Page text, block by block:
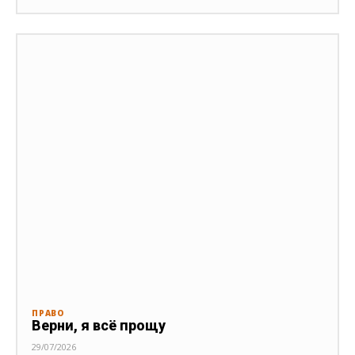
ПРАВО
Верни, я всё прощу
29/07/2026